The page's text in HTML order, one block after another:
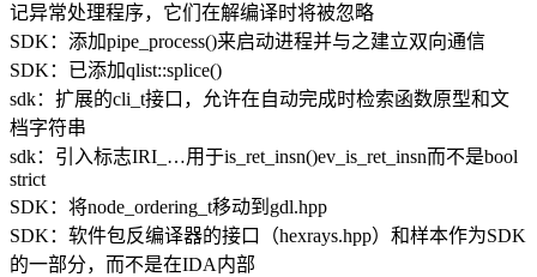
记异常处理程序，它们在解编译时将被忽略
SDK：添加pipe_process()来启动进程并与之建立双向通信
SDK：已添加qlist::splice()
sdk：扩展的cli_t接口，允许在自动完成时检索函数原型和文
档字符串
sdk：引入标志IRI_…用于is_ret_insn()ev_is_ret_insn而不是bool
strict
SDK：将node_ordering_t移动到gdl.hpp
SDK：软件包反编译器的接口（hexrays.hpp）和样本作为SDK
的一部分，而不是在IDA内部